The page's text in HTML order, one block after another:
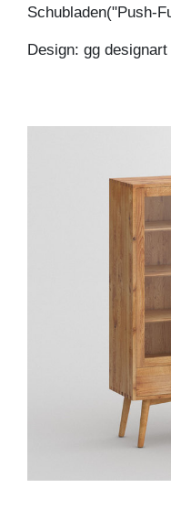
Schubladen("Push-
Design: gg designart